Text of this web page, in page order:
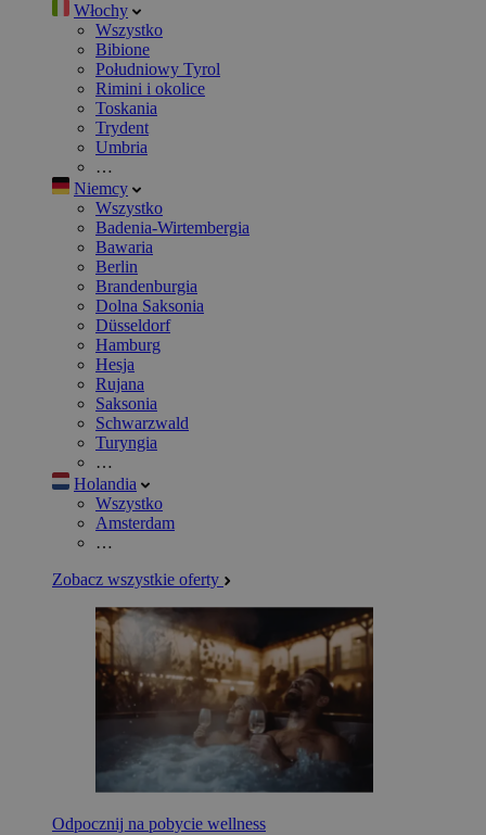
Włochy
Wszystko
Bibione
Południowy Tyrol
Rimini i okolice
Toskania
Trydent
Umbria
…
Niemcy
Wszystko
Badenia-Wirtembergia
Bawaria
Berlin
Brandenburgia
Dolna Saksonia
Düsseldorf
Hamburg
Hesja
Rujana
Saksonia
Schwarzwald
Turyngia
…
Holandia
Wszystko
Amsterdam
…
Zobacz wszystkie oferty
Odpocznij na pobycie wellness